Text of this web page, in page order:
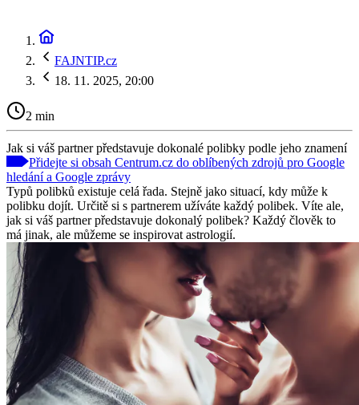
FAJNTIP.cz
18. 11. 2025, 20:00
2 min
Jak si váš partner představuje dokonalé polibky podle jeho znamení
Přidejte si obsah Centrum.cz do oblíbených zdrojů pro Google
hledání a Google zprávy
Typů polibků existuje celá řada. Stejně jako situací, kdy může k
polibku dojít. Určitě si s partnerem užíváte každý polibek. Víte ale,
jak si váš partner představuje dokonalý polibek? Každý člověk to
má jinak, ale můžeme se inspirovat astrologií.